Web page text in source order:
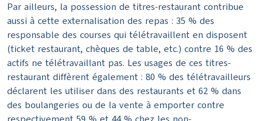
Par ailleurs, la possession de titres-restaurant contribue
aussi à cette externalisation des repas : 35 % des
responsable des courses qui télétravaillent en disposent
(ticket restaurant, chèques de table, etc.) contre 16 % des
actifs ne télétravaillant pas. Les usages de ces titres-
restaurant diffèrent également : 80 % des télétravailleurs
déclarent les utiliser dans des restaurants et 62 % dans
des boulangeries ou de la vente à emporter contre